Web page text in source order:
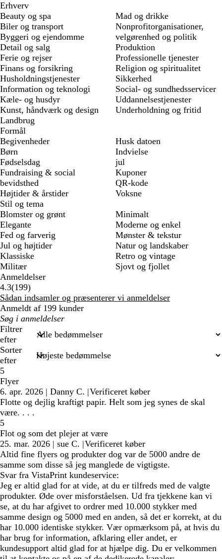
Erhverv
Beauty og spa
Biler og transport
Byggeri og ejendomme
Detail og salg
Ferie og rejser
Finans og forsikring
Husholdningstjenester
Information og teknologi
Kæle- og husdyr
Kunst, håndværk og design
Landbrug
Mad og drikke
Nonprofitorganisationer,
velgørenhed og politik
Produktion
Professionelle tjenester
Religion og spiritualitet
Sikkerhed
Social- og sundhedsservicer
Uddannelsestjenester
Underholdning og fritid
Formål
Begivenheder
Børn
Fødselsdag
Fundraising & social
bevidsthed
Højtider & årstider
Husk datoen
Indvielse
jul
Kuponer
QR-kode
Voksne
Stil og tema
Blomster og grønt
Elegante
Fed og farverig
Jul og højtider
Klassiske
Militær
Minimalt
Moderne og enkel
Mønster & tekstur
Natur og landskaber
Retro og vintage
Sjovt og fjollet
Anmeldelser
4.3(199199
anmeldelser
)
Sådan indsamler og præsenterer vi anmeldelser
Anmeldt af 199 kunder
Min
søgetekst
Filtrer
efter
Sorter
efter
5
Flyer
6. apr. 2026 | Danny C. |Verificeret køber
Flotte og dejlig kraftigt papir. Helt som jeg synes de skal
være. . . .
5
Flot og som det plejer at være
25. mar. 2026 | sue C. |Verificeret køber
Altid fine flyers og produkter dog var de 5000 andre de
samme som disse så jeg manglede de vigtigste.
Svar fra VistaPrint kundeservice:
Jeg er altid glad for at vide, at du er tilfreds med de valgte
produkter. Øde over misforståelsen. Ud fra tjekkene kan vi
se, at du har afgivet to ordrer med 10.000 stykker med
samme design og 5000 med en anden, så det er korrekt, at du
har 10.000 identiske stykker. Vær opmærksom på, at hvis du
har brug for information, afklaring eller andet, er
kundesupport altid glad for at hjælpe dig. Du er velkommen